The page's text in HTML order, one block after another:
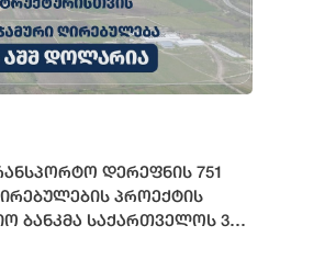
დერეფნის 751
პროექტის
ბანკმა საქართველოს 372